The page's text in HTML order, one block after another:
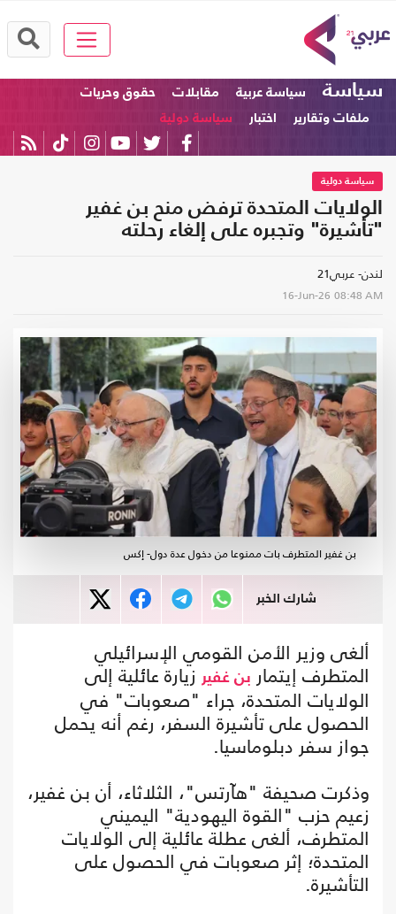
سياسة سياسة عربية مقابلات
حقوق وحريات
ملفات وتقارير
اختبار سياسة دولية
سياسة دولية
الولايات المتحدة ترفض منح بن غفير
"تأشيرة" وتجبره على إلغاء رحلته
لندن- عربي21
16-Jun-26 08:48 AM
بن غفير المتطرف بات ممنوعا من دخول عدة دول- إكس
شارك الخبر
ألغى وزير الأمن القومي الإسرائيلي
المتطرف إيتمار بن غفير زيارة عائلية إلى
الولايات المتحدة، جراء "صعوبات" في
الحصول على تأشيرة السفر، رغم أنه يحمل
جواز سفر دبلوماسيا.
وذكرت صحيفة "هآرتس"، الثلاثاء، أن بن غفير،
زعيم حزب "القوة اليهودية" اليميني
المتطرف، ألغى عطلة عائلية إلى الولايات
المتحدة؛ إثر صعوبات في الحصول على
التأشيرة.